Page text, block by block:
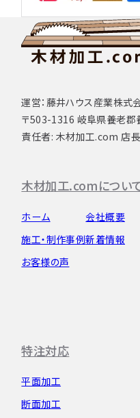
運営：藤井ハウス産業株式
〒503-1316 岐阜県養老郡
責任者: 木材加工.com 店
木材加工.comについ
ホーム
施工・制作事例
お客様の声
会社概要
新着情報
特注対応
平面加工
断面加工